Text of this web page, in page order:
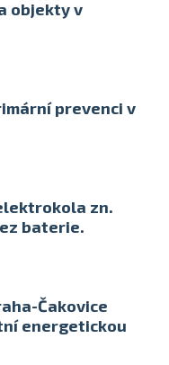
objekty v
prevenci v
zn.
baterie.
Čakovice
energetickou